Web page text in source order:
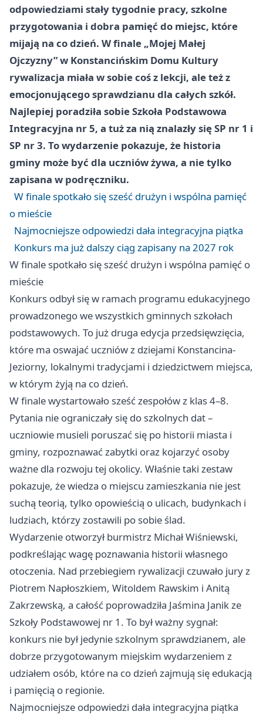
odpowiedziami stały tygodnie pracy, szkolne
przygotowania i dobra pamięć do miejsc, które
mijają na co dzień. W finale „Mojej Małej
Ojczyzny” w Konstancińskim Domu Kultury
rywalizacja miała w sobie coś z lekcji, ale też z
emocjonującego sprawdzianu dla całych szkół.
Najlepiej poradziła sobie Szkoła Podstawowa
Integracyjna nr 5, a tuż za nią znalazły się SP nr 1 i
SP nr 3. To wydarzenie pokazuje, że historia
gminy może być dla uczniów żywa, a nie tylko
zapisana w podręczniku.
W finale spotkało się sześć drużyn i wspólna pamięć
o mieście
Najmocniejsze odpowiedzi dała integracyjna piątka
Konkurs ma już dalszy ciąg zapisany na 2027 rok
W finale spotkało się sześć drużyn i wspólna pamięć o
mieście
Konkurs odbył się w ramach programu edukacyjnego
prowadzonego we wszystkich gminnych szkołach
podstawowych. To już druga edycja przedsięwzięcia,
które ma oswajać uczniów z dziejami Konstancina-
Jeziorny, lokalnymi tradycjami i dziedzictwem miejsca,
w którym żyją na co dzień.
W finale wystartowało sześć zespołów z klas 4–8.
Pytania nie ograniczały się do szkolnych dat –
uczniowie musieli poruszać się po historii miasta i
gminy, rozpoznawać zabytki oraz kojarzyć osoby
ważne dla rozwoju tej okolicy. Właśnie taki zestaw
pokazuje, że wiedza o miejscu zamieszkania nie jest
suchą teorią, tylko opowieścią o ulicach, budynkach i
ludziach, którzy zostawili po sobie ślad.
Wydarzenie otworzył burmistrz Michał Wiśniewski,
podkreślając wagę poznawania historii własnego
otoczenia. Nad przebiegiem rywalizacji czuwało jury z
Piotrem Napłoszkiem, Witoldem Rawskim i Anitą
Zakrzewską, a całość poprowadziła Jaśmina Janik ze
Szkoły Podstawowej nr 1. To był ważny sygnał:
konkurs nie był jedynie szkolnym sprawdzianem, ale
dobrze przygotowanym miejskim wydarzeniem z
udziałem osób, które na co dzień zajmują się edukacją
i pamięcią o regionie.
Najmocniejsze odpowiedzi dała integracyjna piątka